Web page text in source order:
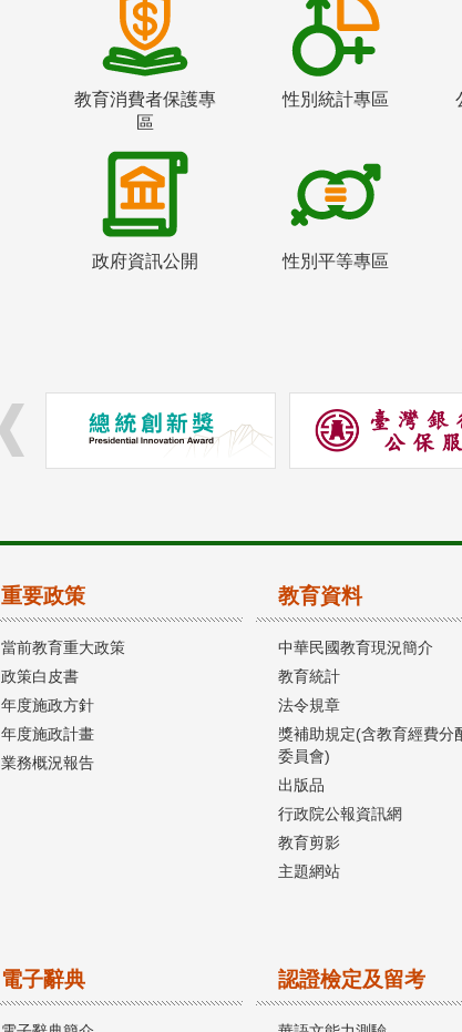
教育消費者保護專
區
性別統計專區
政府資訊公開 性別平等專區
重要政策
當前教育重大政策
政策白皮書
年度施政方針
年度施政計畫
業務概況報告
教育資料
中華民國教育現況簡介
教育統計
法令規章
獎補助規定(含教育經費分
委員會)
出版品
行政院公報資訊網
教育剪影
主題網站
電子辭典 認證檢定及留考